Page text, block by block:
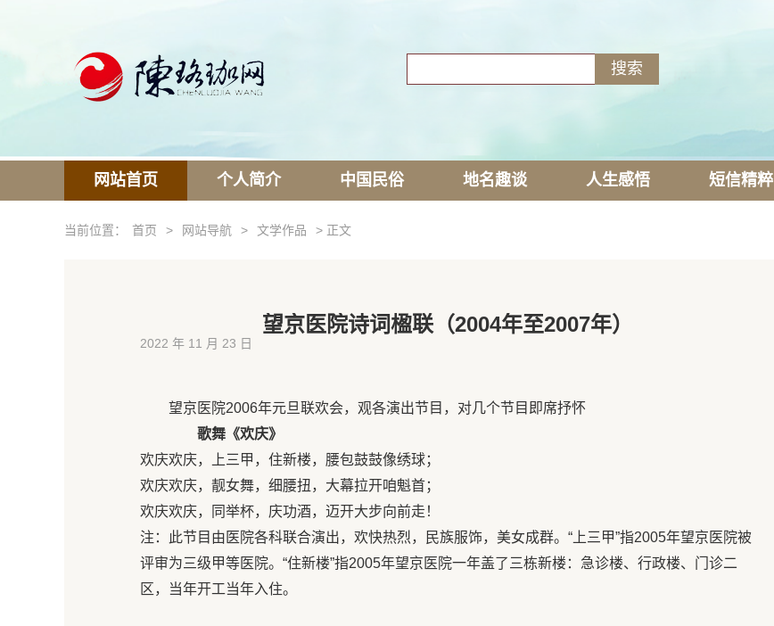
网站首页 个人简介 中国民俗 地名趣谈 人生感悟 短信精粹
当前位置： 首页 > 网站导航 > 文学作品 > 正文
望京医院诗词楹联（2004年至2007年）
2022 年 11 月 23 日
望京医院2006年元旦联欢会，观各演出节目，对几个节目即席抒怀
歌舞《欢庆》
欢庆欢庆，上三甲，住新楼，腰包鼓鼓像绣球；
欢庆欢庆，靓女舞，细腰扭，大幕拉开咱魁首；
欢庆欢庆，同举杯，庆功酒，迈开大步向前走！
注：此节目由医院各科联合演出，欢快热烈，民族服饰，美女成群。“上三甲”指2005年望京医院被
评审为三级甲等医院。“住新楼”指2005年望京医院一年盖了三栋新楼：急诊楼、行政楼、门诊二
区，当年开工当年入住。